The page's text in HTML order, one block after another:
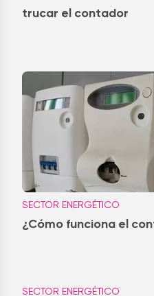
trucar el contador
SECTOR ENERGÉTICO
¿Cómo funciona el
SECTOR ENERGÉTICO